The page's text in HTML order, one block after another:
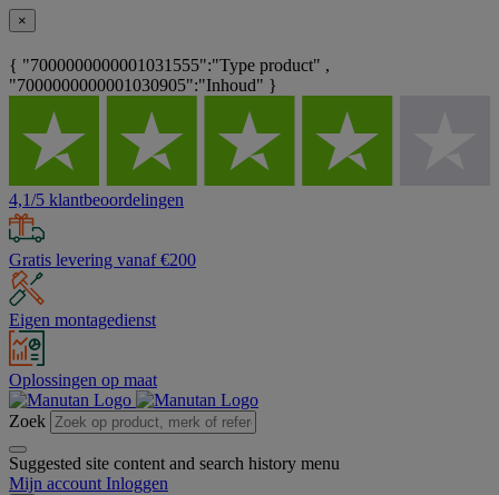
×
{ "7000000000001031555":"Type product" ,
"7000000000001030905":"Inhoud" }
4,1/5 klantbeoordelingen
Gratis levering vanaf €200
Eigen montagedienst
Oplossingen op maat
Zoek
Suggested site content and search history menu
Mijn account Inloggen